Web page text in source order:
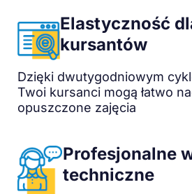
Elastyczność
kursantów
Dzięki dwutygodniowym
Twoi kursanci mogą łatwo
opuszczone zajęcia
Profesjonalne
techniczne